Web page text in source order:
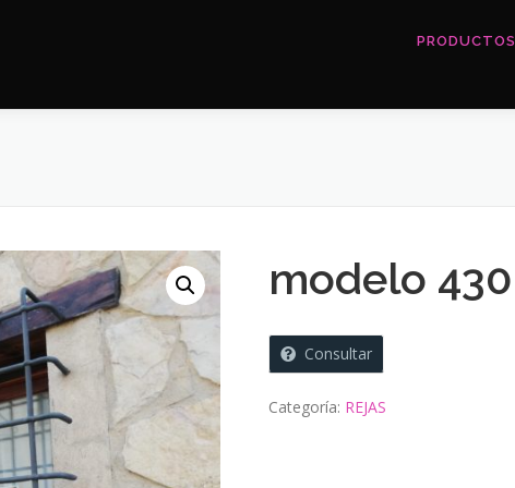
PRODUCTOS
modelo 430
Consultar
Categoría: REJAS